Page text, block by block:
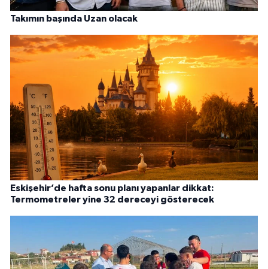
Takımın başında Uzan olacak
Eskişehir’de hafta sonu planı yapanlar dikkat:
Termometreler yine 32 dereceyi gösterecek